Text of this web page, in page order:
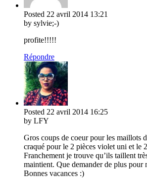
Posted 22 avril 2014 13:21
by sylvie;-)
profite!!!!!
Répondre
Posted 22 avril 2014 16:25
by LFY
Gros coups de coeur pour les maillots
craqué pour le 2 pièces violet uni et le
Franchement je trouve qu’ils taillent
maintient. Que demander de plus pour
Bonnes vacances :)